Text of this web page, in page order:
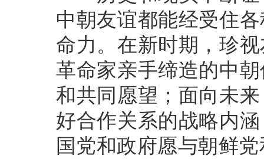
中朝友谊都能经受住
命力。在新时期，珍
革命家亲手缔造的中
和共同愿望；面向未
好合作关系的战略内
国党和政府愿与朝鲜